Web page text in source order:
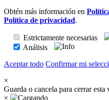
Obtén más información en
Política de privacidad.
Estrictamente necesarias
Análisis
Aceptar todo Confirmar mi
×
Guarda o cancela para cerrar esta
×